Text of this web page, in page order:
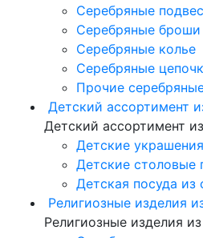
Серебряные
Серебряные броши
Серебряные колье
Серебряные
Прочие
Детский ассортимент
Детский ассортимент
Детские
Детские столовые
Детская посуда из
Религиозные изделия
Религиозные изделия